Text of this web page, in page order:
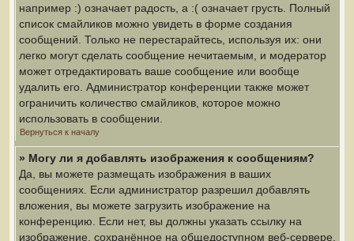
например :) означает радость, а :( означает грусть. Полный
список смайликов можно увидеть в форме создания
сообщений. Только не перестарайтесь, используя их: они
легко могут сделать сообщение нечитаемым, и модератор
может отредактировать ваше сообщение или вообще
удалить его. Администратор конференции также может
ограничить количество смайликов, которое можно
использовать в сообщении.
Вернуться к началу
» Могу ли я добавлять изображения к сообщениям?
Да, вы можете размещать изображения в ваших
сообщениях. Если администратор разрешил добавлять
вложения, вы можете загрузить изображение на
конференцию. Если нет, вы должны указать ссылку на
изображение, сохранённое на общедоступном веб-сервере.